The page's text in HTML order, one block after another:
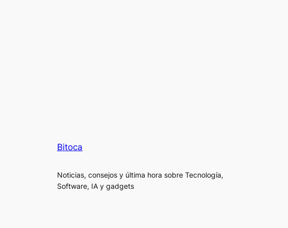
Bitoca
Noticias, consejos y última hora sobre Tecnología,
Software, IA y gadgets